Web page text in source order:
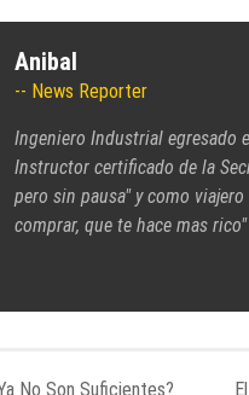
Anibal
News Reporter
Ingeniero Industrial egresado
Instructor certificado de la
pero sin pausa" y como
comprar, que te hace mas rico"
No Son Suficientes?